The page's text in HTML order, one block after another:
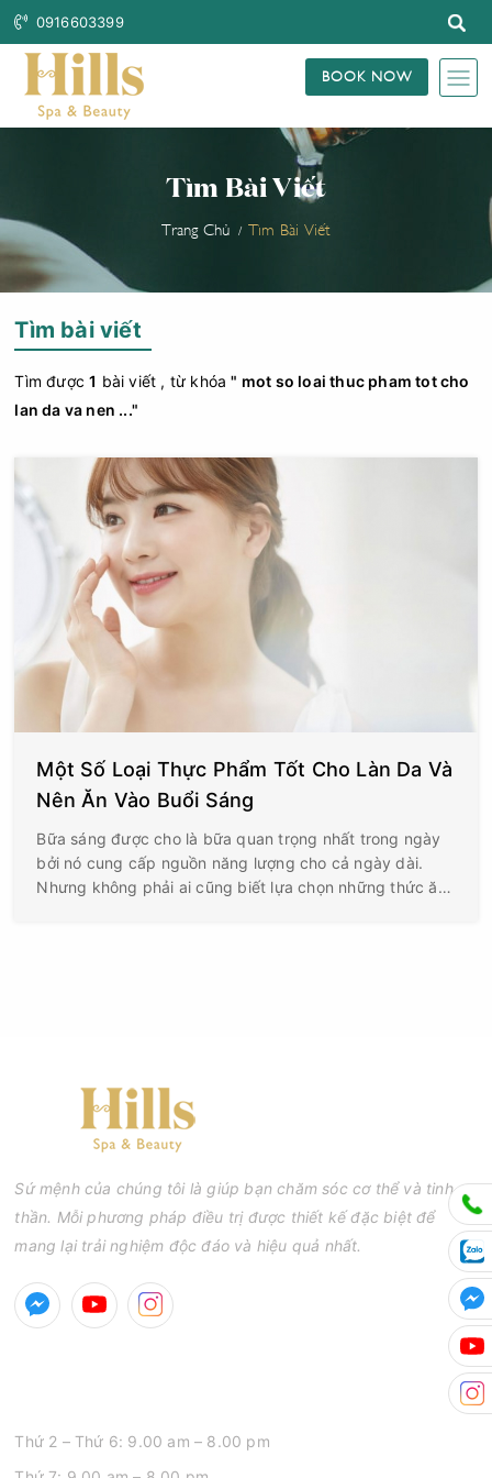
0916603399
BOOK NOW
Tìm Bài Viết
Trang Chủ Tìm Bài Viết
Tìm bài viết
Tìm được1 bài viết , từ khóa" mot so loai thuc pham tot cho
lan da va nen ..."
Một Số Loại Thực Phẩm Tốt Cho Làn Da Và
Nên Ăn Vào Buổi Sáng
Bữa sáng được cho là bữa quan trọng nhất trong ngày
bởi nó cung cấp nguồn năng lượng cho cả ngày dài.
Nhưng không phải ai cũng biết lựa chọn những thức ăn
Sứ mệnh của chúng tôi là giúp bạn chăm sóc cơ thể và tinh
thần. Mỗi phương pháp điều trị được thiết kế đặc biệt để
mang lại trải nghiệm độc đáo và hiệu quả nhất.
Thứ 2 – Thứ 6: 9.00 am – 8.00 pm